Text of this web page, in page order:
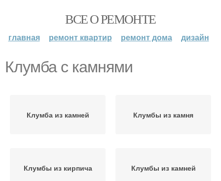
ВСЕ О РЕМОНТЕ
главная ремонт квартир ремонт дома дизайн
Клумба с камнями
Клумба из камней Клумбы из камня
Клумбы из кирпича Клумбы из камней